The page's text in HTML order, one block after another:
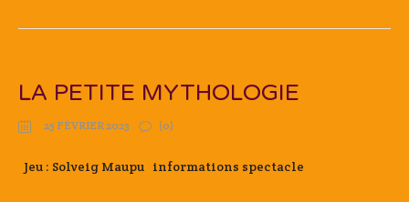
LA PETITE MYTHOLOGIE
25 FÉVRIER 2023 (0)
Jeu : Solveig Maupu informations spectacle